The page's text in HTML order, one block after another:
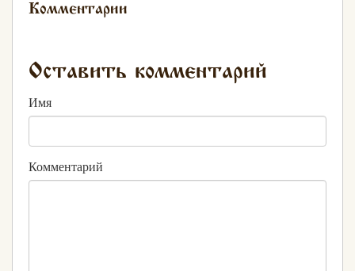
Комментарии
Оставить комментарий
Имя
Комментарий